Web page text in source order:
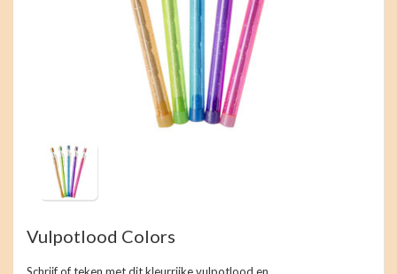
Vulpotlood Colors